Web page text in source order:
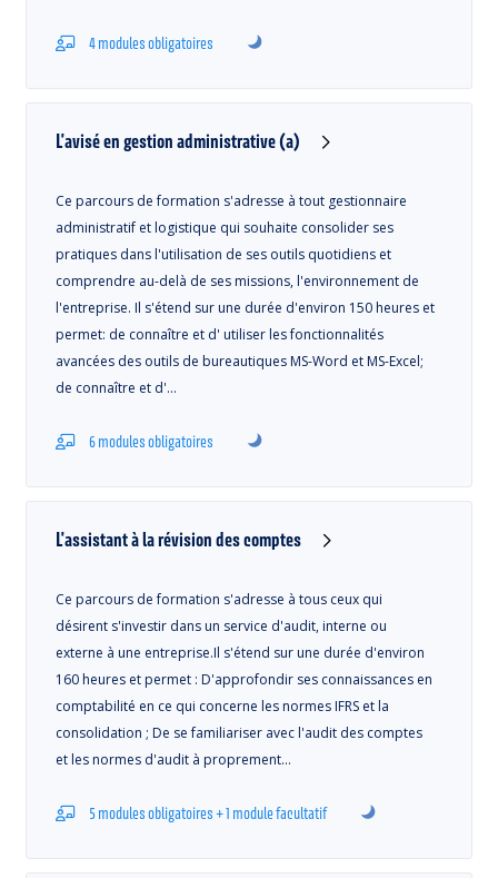
4 modules obligatoires
L'avisé en gestion administrative (a)
Ce parcours de formation s'adresse à tout gestionnaire
administratif et logistique qui souhaite consolider ses
pratiques dans l'utilisation de ses outils quotidiens et
comprendre au-delà de ses missions, l'environnement de
l'entreprise. Il s'étend sur une durée d'environ 150 heures et
permet: de connaître et d' utiliser les fonctionnalités
avancées des outils de bureautiques MS-Word et MS-Excel;
de connaître et d'…
6 modules obligatoires
L'assistant à la révision des comptes
Ce parcours de formation s'adresse à tous ceux qui
désirent s'investir dans un service d'audit, interne ou
externe à une entreprise.Il s'étend sur une durée d'environ
160 heures et permet : D'approfondir ses connaissances en
comptabilité en ce qui concerne les normes IFRS et la
consolidation ; De se familiariser avec l'audit des comptes
et les normes d'audit à proprement…
5 modules obligatoires + 1 module facultatif